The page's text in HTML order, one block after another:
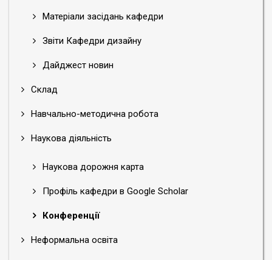
Матеріали засідань кафедри
Звіти Кафедри дизайну
Дайджест новин
Склад
Навчально-методична робота
Наукова діяльність
Наукова дорожня карта
Профіль кафедри в Google Scholar
Конференції
Неформальна освіта